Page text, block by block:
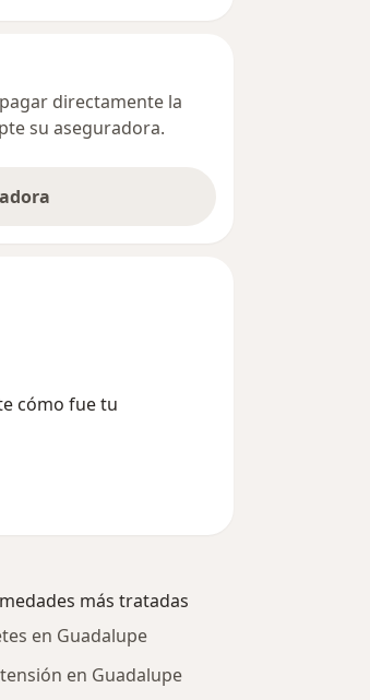
directamente la
su aseguradora.
cómo fue tu
más tratadas
en Guadalupe
en Guadalupe